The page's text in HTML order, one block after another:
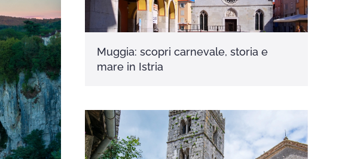
Muggia: scopri carnevale, storia e
mare in Istria